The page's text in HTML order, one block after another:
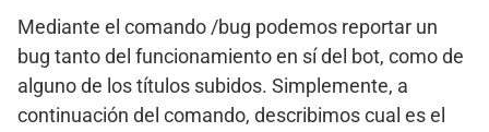
Mediante el comando /bug podemos reportar un
bug tanto del funcionamiento en sí del bot, como de
alguno de los títulos subidos. Simplemente, a
continuación del comando, describimos cual es el